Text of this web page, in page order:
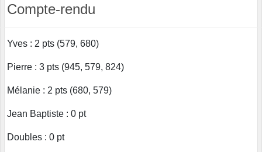
Compte-rendu
Yves : 2 pts (579, 680)
Pierre : 3 pts (945, 579, 824)
Mélanie : 2 pts (680, 579)
Jean Baptiste : 0 pt
Doubles : 0 pt